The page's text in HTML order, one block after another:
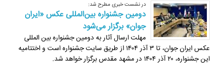
در نشست خبری مطرح شد:
دومین جشنواره بین‌المللی عکس «ایران
جوان» برگزار می‌شود
مهلت ارسال آثار به دومین جشنواره بین المللی
عکس ایران جوان، تا ۳ آذر ۱۴۰۴ از طریق سایت جشنواره است و اختتامیه
این جشنواره، ۲۰ آذر ۱۴۰۴ در مشهد مقدس برگزار خواهد شد.